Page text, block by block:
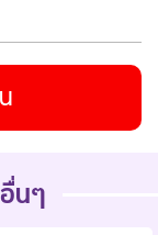
นๆ